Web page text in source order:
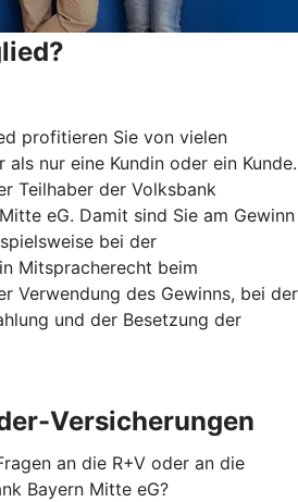
profitieren Sie von vielen
nur eine Kundin oder ein Kunde.
Teilhaber der Volksbank
eG. Damit sind Sie am Gewinn
bei der
Mitspracherecht beim
Verwendung des Gewinns, bei der
und der Besetzung der
Versicherungen
an die R+V oder an die
Bayern Mitte eG?